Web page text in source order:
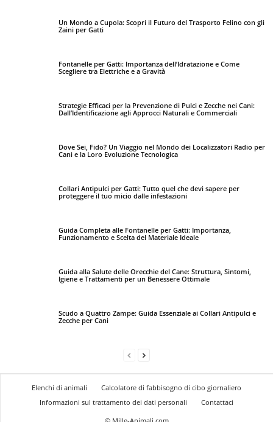
Un Mondo a Cupola: Scopri il Futuro del Trasporto Felino con gli
Zaini per Gatti
Fontanelle per Gatti: Importanza dell’Idratazione e Come
Scegliere tra Elettriche e a Gravità
Strategie Efficaci per la Prevenzione di Pulci e Zecche nei Cani:
Dall’Identificazione agli Approcci Naturali e Commerciali
Dove Sei, Fido? Un Viaggio nel Mondo dei Localizzatori Radio per
Cani e la Loro Evoluzione Tecnologica
Collari Antipulci per Gatti: Tutto quel che devi sapere per
proteggere il tuo micio dalle infestazioni
Guida Completa alle Fontanelle per Gatti: Importanza,
Funzionamento e Scelta del Materiale Ideale
Guida alla Salute delle Orecchie del Cane: Struttura, Sintomi,
Igiene e Trattamenti per un Benessere Ottimale
Scudo a Quattro Zampe: Guida Essenziale ai Collari Antipulci e
Zecche per Cani
Elenchi di animali
Calcolatore di fabbisogno di cibo giornaliero
Informazioni sul trattamento dei dati personali
Contattaci